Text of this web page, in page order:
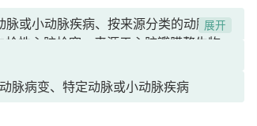
或小动脉疾病、按来源分类的动脉或
性心脏栓塞、来源于心脏瓣膜赘生物
室动脉瘤的血栓性心脏栓塞、来源于
脏栓塞、非血栓性心脏栓塞、来源于
展开
脉病变、特定动脉或小动脉疾病